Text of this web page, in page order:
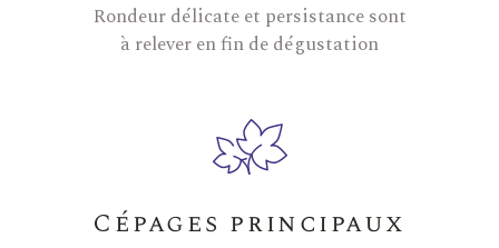
Rondeur délicate et persistance sont
à relever en fin de dégustation
Cépages principaux